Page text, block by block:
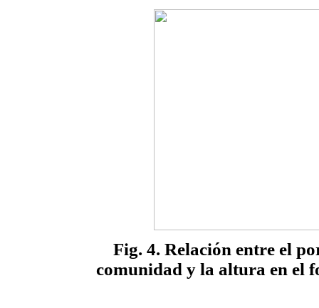
Fig. 4. Relación entre el
comunidad y la altura en el